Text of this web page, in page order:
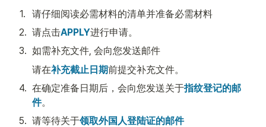
1.
请仔细阅读必需材料的清单并准备必需材料
2. 请点击APPLY进行申请。
3. 如需补充文件, 会向您发送邮件
请在补充截止日期前提交补充文件。
4. 在确定准备日期后，会向您发送关于指纹登记的邮
件。
5. 请等待关于领取外国人登陆证的邮件